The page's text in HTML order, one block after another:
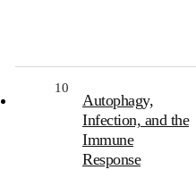
10
Autophagy,
Infection, and the
Immune
Response